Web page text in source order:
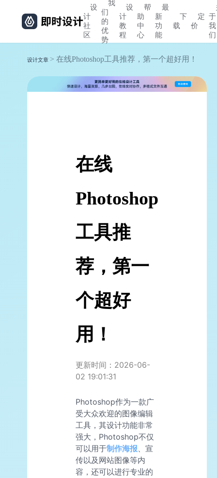
设
计
社
区
我
们
的
优
势
设
计
教
程
帮
助
中
心
最
新
功
能
下
载
定
价
于
我
们
设计文章 > 在线Photoshop工具推荐，第一个超好用！
在线
Photoshop
工具推
荐，第一
个超好
用！
更新时间：2026-06-
02 19:01:31
Photoshop作为一款广
受大众欢迎的图像编辑
工具，其设计功能非常
强大，Photoshop不仅
可以用于制作海报、宣
传以及网站图像等内
容，还可以进行专业的